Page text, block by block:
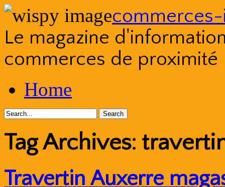
Le magazine
commerces de proximité
to
contentHome
Tag Archives:
Travertin Auxerre